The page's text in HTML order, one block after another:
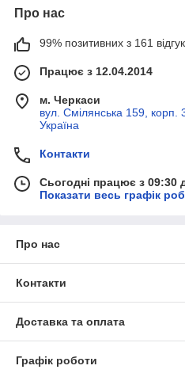
Про нас
99% позитивних з 161
Працює з 12.04.2014
м. Черкаси
вул. Смілянська 159, корп.
Україна
Контакти
Сьогодні працює з 09:30
Показати весь графік
Про нас
Контакти
Доставка та оплата
Графік роботи